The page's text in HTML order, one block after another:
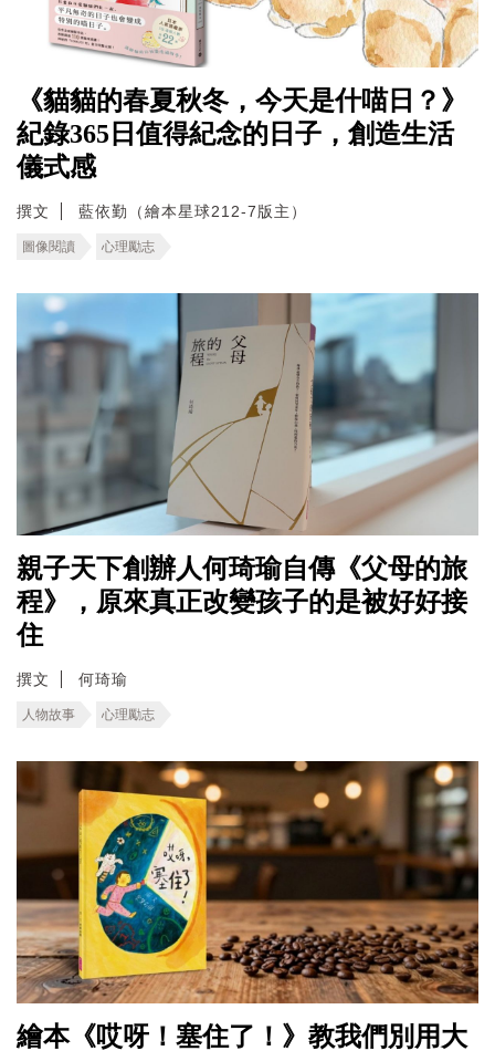
《貓貓的春夏秋冬，今天是什喵日？》
紀錄365日值得紀念的日子，創造生活
儀式感
撰文 藍依勤（繪本星球212-7版主）
圖像閱讀 心理勵志
親子天下創辦人何琦瑜自傳《父母的旅
程》，原來真正改變孩子的是被好好接
住
撰文 何琦瑜
人物故事 心理勵志
繪本《哎呀！塞住了！》教我們別用大